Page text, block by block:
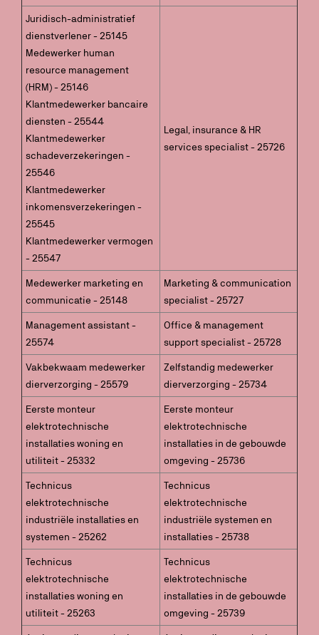
Juridisch-administratief
dienstverlener - 25145
Medewerker human
resource management
(HRM) - 25146
Klantmedewerker bancaire
diensten - 25544
Klantmedewerker
schadeverzekeringen -
25546
Klantmedewerker
inkomensverzekeringen -
25545
Klantmedewerker vermogen
- 25547
Legal, insurance & HR
services specialist - 25726
Medewerker marketing en
communicatie - 25148
Marketing & communication
specialist - 25727
Management assistant -
25574
Office & management
support specialist - 25728
Vakbekwaam medewerker
dierverzorging - 25579
Zelfstandig medewerker
dierverzorging - 25734
Eerste monteur
elektrotechnische
installaties woning en
utiliteit - 25332
Eerste monteur
elektrotechnische
installaties in de gebouwde
omgeving - 25736
Technicus
elektrotechnische
industriële installaties en
systemen - 25262
Technicus
elektrotechnische
industriële systemen en
installaties - 25738
Technicus
elektrotechnische
installaties woning en
utiliteit - 25263
Technicus
elektrotechnische
installaties in de gebouwde
omgeving - 25739